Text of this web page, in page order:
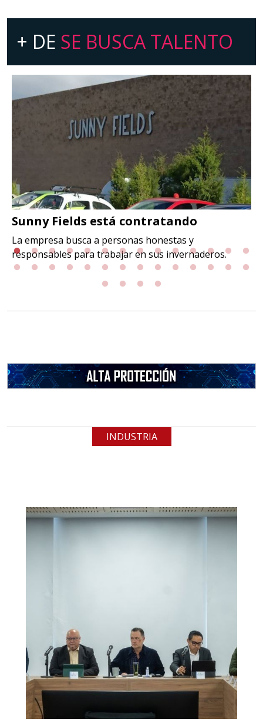
+ DE SE BUSCA TALENTO
Sunny Fields está contratando
La empresa busca a personas honestas y
responsables para trabajar en sus invernaderos.
INDUSTRIA